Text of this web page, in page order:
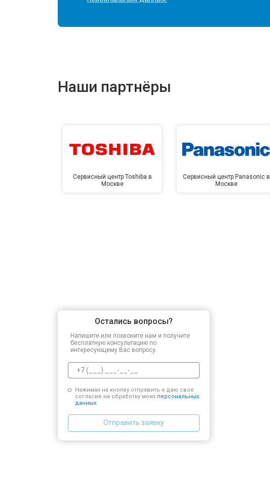
Наши партнёры
Сервисный центр Toshiba в
Москве
Сервисный центр Panasonic в
Москве
Остались вопросы?
Напишите или позвоните нам и получите
бесплатную консультацию по
интересующему Вас вопросу.
Нажимая на кнопку отправить я даю свое
согласие на обработку моих персональных
данных.
Отправить заявку